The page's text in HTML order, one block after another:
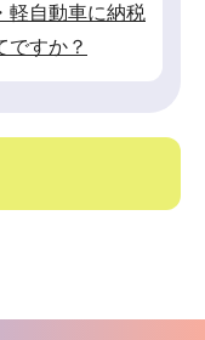
軽自動車に納税
ですか？